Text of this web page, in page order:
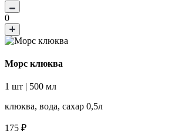
0
Морс клюква
1 шт | 500 мл
клюква, вода, сахар 0,5л
175 ₽